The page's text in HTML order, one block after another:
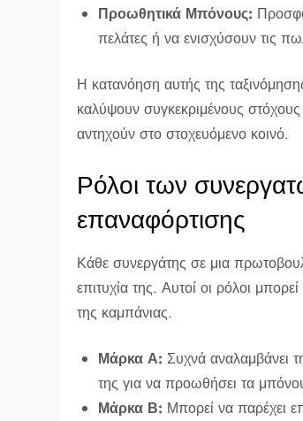
Προωθητικά Μπόνους:
πελάτες ή να ενισχύσουν τις
Η κατανόηση αυτής της
καλύψουν συγκεκριμένους
αντηχούν στο στοχευόμενο κοινό.
Ρόλοι των
επαναφόρτισης
Κάθε συνεργάτης σε μια
επιτυχία της. Αυτοί οι ρόλοι
της καμπάνιας.
Μάρκα Α: Συχνά αναλαμβάνει
της για να προωθήσει τα
Μάρκα Β: Μπορεί να παρέχει